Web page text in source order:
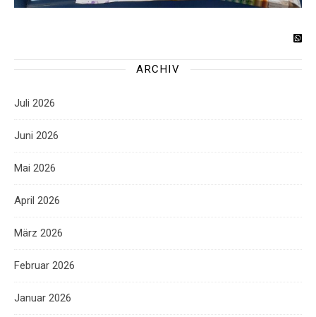
ARCHIV
Juli 2026
Juni 2026
Mai 2026
April 2026
März 2026
Februar 2026
Januar 2026